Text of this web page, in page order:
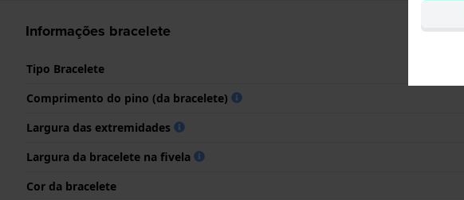
Informações bracelete
Tipo Bracelete
Comprimento do pino (da bracelete)
Largura das extremidades
Largura da bracelete na fivela
Cor da bracelete